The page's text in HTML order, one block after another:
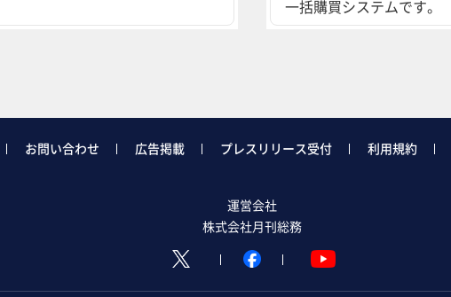
一括購買システムです。
お問い合わせ 広告掲載 プレスリリース受付 利用規約
運営会社
株式会社月刊総務